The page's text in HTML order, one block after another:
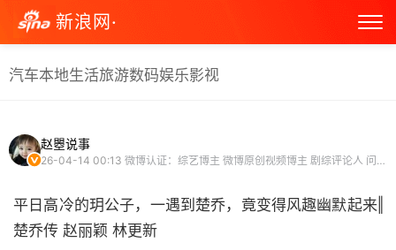
新浪网·
汽车本地生活旅游数码娱乐影视
赵瞾说事
26-04-14 00:13 微博认证：综艺博主 微博原创视频博主 剧综评论人 问答答主
平日高冷的玥公子，一遇到楚乔，竟变得风趣幽默起来‖
楚乔传 赵丽颖 林更新